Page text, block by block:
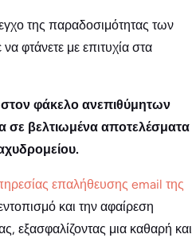
της παραδοσιμότητας των
φτάνετε με επιτυχία στα
φάκελο ανεπιθύμητων
σε βελτιωμένα αποτελέσματα
επαλήθευσης email της
και την αφαίρεση
εξασφαλίζοντας μια καθαρή και